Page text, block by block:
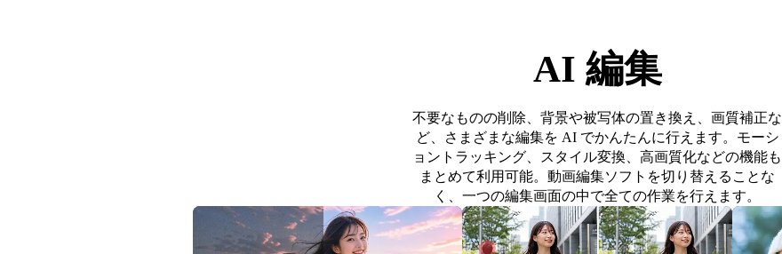
AI 編集
不要なものの削除、背景や被写体の置き換え、画質補正な
ど、さまざまな編集を AI でかんたんに行えます。モーシ
ョントラッキング、スタイル変換、高画質化などの機能も
まとめて利用可能。動画編集ソフトを切り替えることな
く、一つの編集画面の中で全ての作業を行えます。